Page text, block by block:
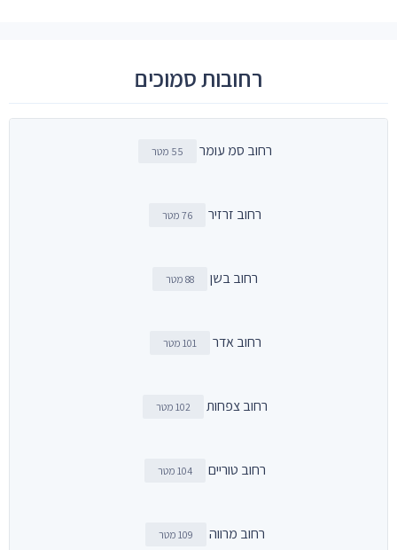
רחובות סמוכים
רחוב סמ עומר 55 מטר
רחוב זרזיר 76 מטר
רחוב בשן 88 מטר
רחוב אדר 101 מטר
רחוב צפחות 102 מטר
רחוב טוריים 104 מטר
רחוב מרווה 109 מטר